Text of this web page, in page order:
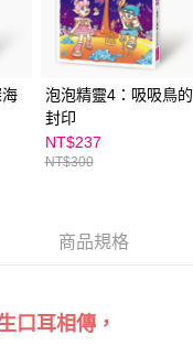
泡泡精靈4：吸吸鳥的
封印
NT$237
NT$300
商品規格
口耳相傳，